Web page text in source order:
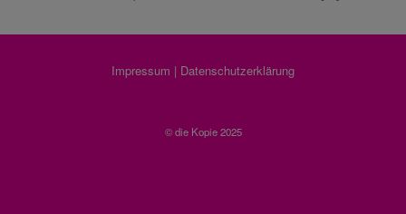
Impressum | Datenschutzerklärung
© die Kopie 2025